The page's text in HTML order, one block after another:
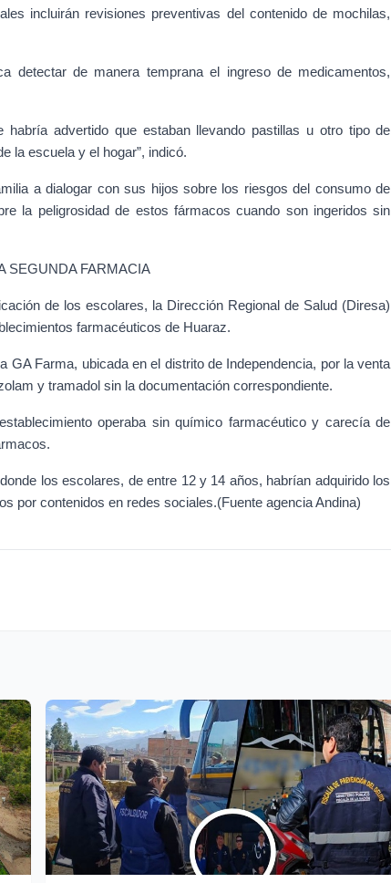
incluirán revisiones preventivas del contenido de mochilas,
detectar de manera temprana el ingreso de medicamentos,
advertido que estaban llevando pastillas u otro tipo de
la escuela y el hogar”, indicó.
a dialogar con sus hijos sobre los riesgos del consumo de
la peligrosidad de estos fármacos cuando son ingeridos sin
SEGUNDA FARMACIA
de los escolares, la Dirección Regional de Salud (Diresa)
farmacéuticos de Huaraz.
Farma, ubicada en el distrito de Independencia, por la venta
y tramadol sin la documentación correspondiente.
operaba sin químico farmacéutico y carecía de
los escolares, de entre 12 y 14 años, habrían adquirido los
por contenidos en redes sociales.(Fuente agencia Andina)